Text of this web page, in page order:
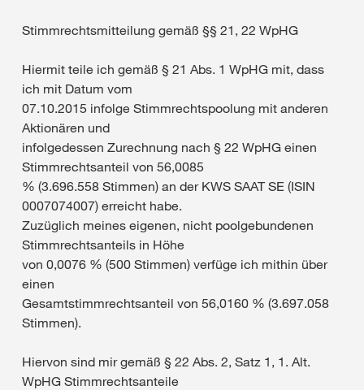
Stimmrechtsmitteilung gemäß §§ 21, 22 WpHG
Hiermit teile ich gemäß § 21 Abs. 1 WpHG mit, dass
ich mit Datum vom
07.10.2015 infolge Stimmrechtspoolung mit anderen
Aktionären und
infolgedessen Zurechnung nach § 22 WpHG einen
Stimmrechtsanteil von 56,0085
% (3.696.558 Stimmen) an der KWS SAAT SE (ISIN
0007074007) erreicht habe.
Zuzüglich meines eigenen, nicht poolgebundenen
Stimmrechtsanteils in Höhe
von 0,0076 % (500 Stimmen) verfüge ich mithin über
einen
Gesamtstimmrechtsanteil von 56,0160 % (3.697.058
Stimmen).
Hiervon sind mir gemäß § 22 Abs. 2, Satz 1, 1. Alt.
WpHG Stimmrechtsanteile